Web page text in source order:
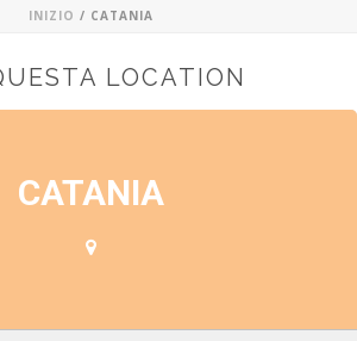
INIZIO / CATANIA
LOCATION
CATANIA